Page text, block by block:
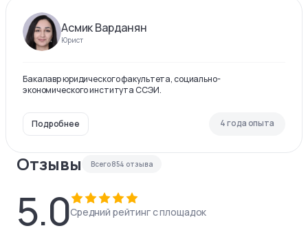
Асмик Варданян
Юрист
Бакалавр юридического факультета, социально-
экономического института ССЭИ.
Подробнее 4 года опыта
Отзывы Всего854 отзыва
5.0Средний рейтинг с площадок